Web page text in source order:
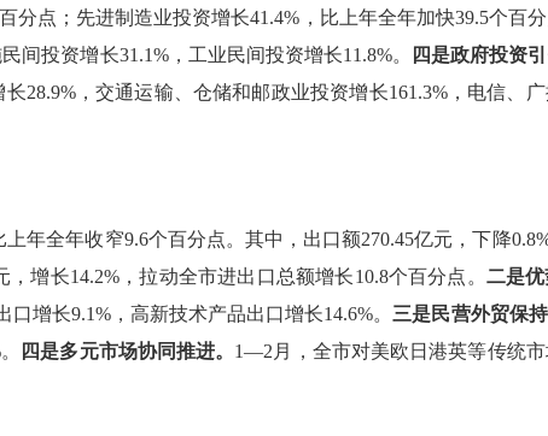
分点；先进制造业投资增长41.4% ，比上年全年加快39.5个百分
间投资增长31.1%，工业民间投资增长11.8%。 四是政府投资引
长28.9%，交通运输、仓储和邮政业投资增长161.3%，电信、
上年全年收窄9.6个百分点。其中，出口额270.45亿元，下降
，增长14.2%，拉动全市进出口总额增长10.8个百分点。 二是优
口增长9.1%，高新技术产品出口增长14.6%。 三是民营外贸保持
。 四是多元市场协同推进。 1—2 月，全市对美欧日港英等传统